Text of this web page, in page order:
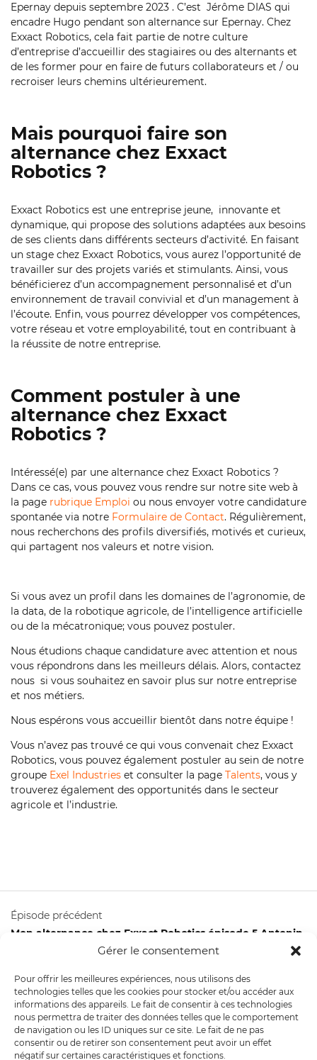
Gérer le consentement
Pour offrir les meilleures expériences, nous utilisons des
technologies telles que les cookies pour stocker et/ou accéder aux
informations des appareils. Le fait de consentir à ces technologies
nous permettra de traiter des données telles que le comportement
de navigation ou les ID uniques sur ce site. Le fait de ne pas
consentir ou de retirer son consentement peut avoir un effet
négatif sur certaines caractéristiques et fonctions.
Epernay depuis septembre 2023 . C’est Jérôme DIAS qui
encadre Hugo pendant son alternance sur Epernay. Chez
Exxact Robotics, cela fait partie de notre culture
d’entreprise d’accueillir des stagiaires ou des alternants et
de les former pour en faire de futurs collaborateurs et / ou
recroiser leurs chemins ultérieurement.
Mais pourquoi faire son
alternance chez Exxact
Robotics ?
Exxact Robotics est une entreprise jeune, innovante et
dynamique, qui propose des solutions adaptées aux besoins
de ses clients dans différents secteurs d’activité. En faisant
un stage chez Exxact Robotics, vous aurez l’opportunité de
travailler sur des projets variés et stimulants. Ainsi, vous
bénéficierez d’un accompagnement personnalisé et d’un
environnement de travail convivial et d’un management à
l’écoute. Enfin, vous pourrez développer vos compétences,
votre réseau et votre employabilité, tout en contribuant à
la réussite de notre entreprise.
Comment postuler à une
alternance chez Exxact
Robotics ?
Intéressé(e) par une alternance chez Exxact Robotics ?
Dans ce cas, vous pouvez vous rendre sur notre site web à
la page rubrique Emploi ou nous envoyer votre candidature
spontanée via notre Formulaire de Contact. Régulièrement,
nous recherchons des profils diversifiés, motivés et curieux,
qui partagent nos valeurs et notre vision.
Si vous avez un profil dans les domaines de l’agronomie, de
la data, de la robotique agricole, de l’intelligence artificielle
ou de la mécatronique; vous pouvez postuler.
Nous étudions chaque candidature avec attention et nous
vous répondrons dans les meilleurs délais. Alors, contactez
nous si vous souhaitez en savoir plus sur notre entreprise
et nos métiers.
Nous espérons vous accueillir bientôt dans notre équipe !
Vous n’avez pas trouvé ce qui vous convenait chez Exxact
Robotics, vous pouvez également postuler au sein de notre
groupe Exel Industries et consulter la page Talents, vous y
trouverez également des opportunités dans le secteur
agricole et l’industrie.
Épisode précédent
Mon alternance chez Exxact Robotics épisode 5 Antonin
Explique moi ton métier chez Exxact Robotics épisode 9
Lucie Dumont